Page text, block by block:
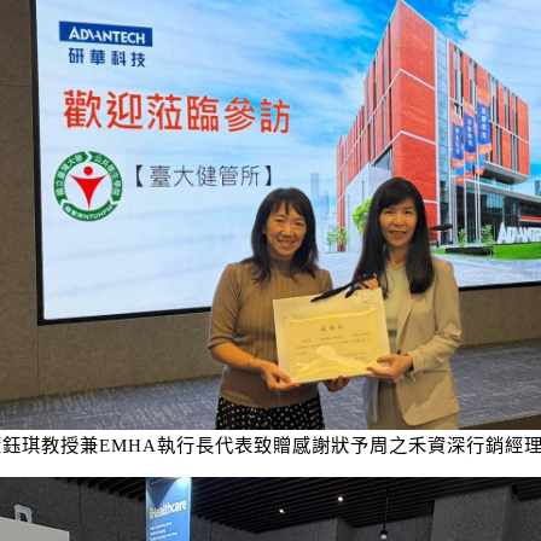
教授兼EMHA執行長代表致贈感謝狀予周之禾資深行銷經